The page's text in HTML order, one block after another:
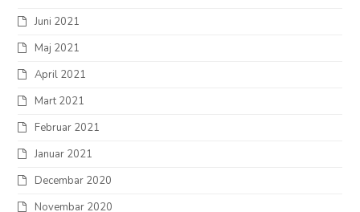
Juni 2021
Maj 2021
April 2021
Mart 2021
Februar 2021
Januar 2021
Decembar 2020
Novembar 2020